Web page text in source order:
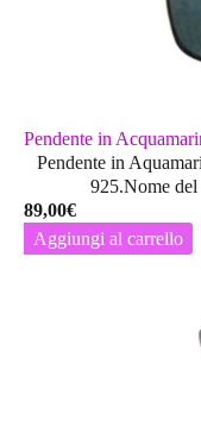
Pendente in
Pendente in
925.Nome
89,00€
Aggiungi al carrello